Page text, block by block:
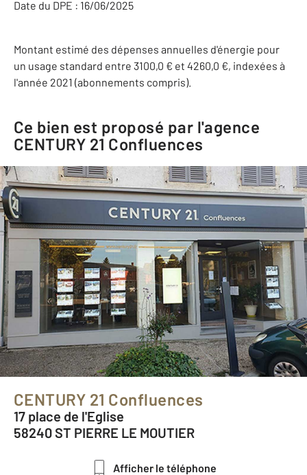
Date du DPE : 16/06/2025
Montant estimé des dépenses annuelles d'énergie pour
un usage standard entre 3100,0 € et 4260,0 €, indexées à
l'année 2021 (abonnements compris).
Ce bien est proposé par l'agence
CENTURY 21 Confluences
CENTURY 21 Confluences
17 place de l'Eglise
58240 ST PIERRE LE MOUTIER
Afficher le téléphone